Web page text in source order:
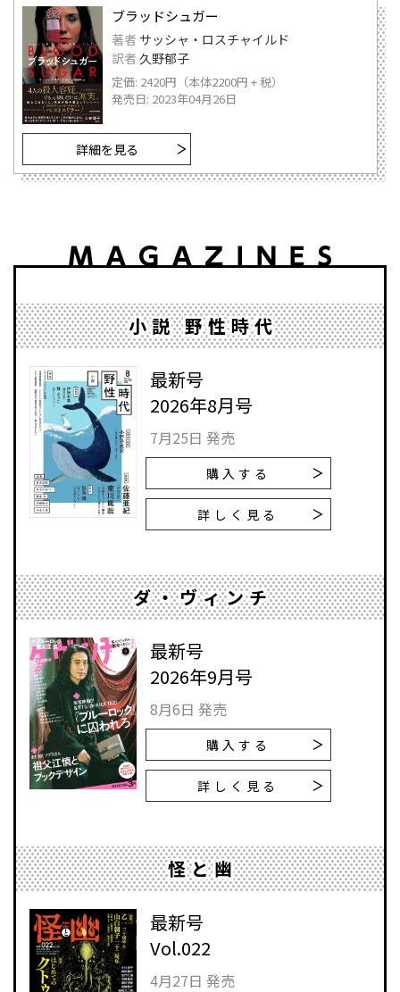
ブラッドシュガー
著者 サッシャ・ロスチャイルド
訳者 久野郁子
定価: 2420円（本体2200円 + 税）
発売日: 2023年04月26日
詳細を見る
小説 野性時代
最新号
2026年8月号
7月25日 発売
購入する
詳しく見る
ダ・ヴィンチ
最新号
2026年9月号
8月6日 発売
購入する
詳しく見る
怪と幽
最新号
Vol.022
4月27日 発売